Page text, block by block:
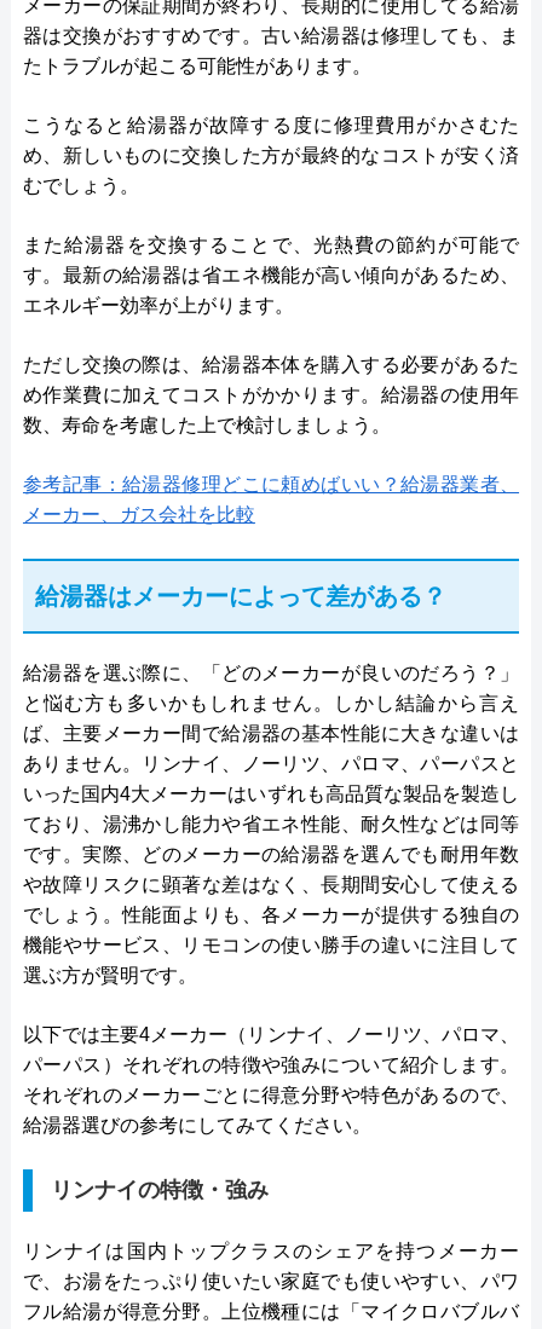
メーカーの保証期間が終わり、長期的に使用してる給湯
器は交換がおすすめです。古い給湯器は修理しても、ま
たトラブルが起こる可能性があります。
こうなると給湯器が故障する度に修理費用がかさむた
め、新しいものに交換した方が最終的なコストが安く済
むでしょう。
また給湯器を交換することで、光熱費の節約が可能で
す。最新の給湯器は省エネ機能が高い傾向があるため、
エネルギー効率が上がります。
ただし交換の際は、給湯器本体を購入する必要があるた
め作業費に加えてコストがかかります。給湯器の使用年
数、寿命を考慮した上で検討しましょう。
参考記事：給湯器修理どこに頼めばいい？給湯器業者、
メーカー、ガス会社を比較
給湯器はメーカーによって差がある？
給湯器を選ぶ際に、「どのメーカーが良いのだろう？」
と悩む方も多いかもしれません。しかし結論から言え
ば、主要メーカー間で給湯器の基本性能に大きな違いは
ありません。リンナイ、ノーリツ、パロマ、パーパスと
いった国内4大メーカーはいずれも高品質な製品を製造し
ており、湯沸かし能力や省エネ性能、耐久性などは同等
です。実際、どのメーカーの給湯器を選んでも耐用年数
や故障リスクに顕著な差はなく、長期間安心して使える
でしょう。性能面よりも、各メーカーが提供する独自の
機能やサービス、リモコンの使い勝手の違いに注目して
選ぶ方が賢明です。
以下では主要4メーカー（リンナイ、ノーリツ、パロマ、
パーパス）それぞれの特徴や強みについて紹介します。
それぞれのメーカーごとに得意分野や特色があるので、
給湯器選びの参考にしてみてください。
リンナイの特徴・強み
リンナイは国内トップクラスのシェアを持つメーカー
で、お湯をたっぷり使いたい家庭でも使いやすい、パワ
フル給湯が得意分野。上位機種には「マイクロバブルバ